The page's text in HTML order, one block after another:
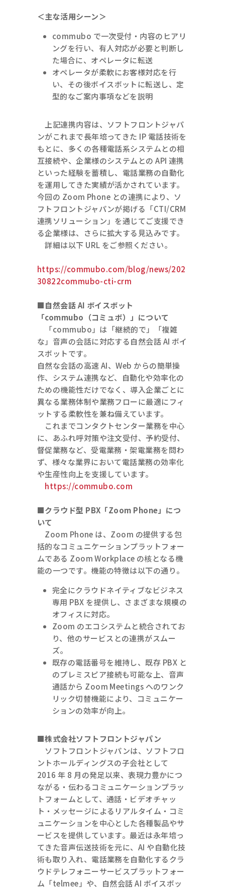
＜主な活用シーン＞
commubo で一次受付・内容のヒアリ
ングを行い、有人対応が必要と判断し
た場合に、オペレータに転送
オペレータが柔軟にお客様対応を行
い、その後ボイスボットに転送し、定
型的なご案内事項などを説明
上記連携内容は、ソフトフロントジャパ
ンがこれまで長年培ってきた IP 電話技術を
もとに、多くの各種電話系システムとの相
互接続や、企業様のシステムとの API 連携
といった経験を蓄積し、電話業務の自動化
を運用してきた実績が活かされています。
今回の Zoom Phone との連携により、ソ
フトフロントジャパンが掲げる「CTI/CRM
連携ソリューション」を通じてご支援でき
る企業様は、さらに拡大する見込みです。
詳細は以下 URL をご参照ください。
https://commubo.com/blog/news/202
30822commubo-cti-crm
■自然会話 AI ボイスボット
「commubo（コミュボ）」について
「commubo」は「継続的で」「複雑
な」音声の会話に対応する自然会話 AI ボイ
スボットです。
自然な会話の高速 AI、Web からの簡単操
作、システム連携など、自動化や効率化の
ための機能性だけでなく、導入企業ごとに
異なる業務体制や業務フローに最適にフィ
ットする柔軟性を兼ね備えています。
これまでコンタクトセンター業務を中心
に、あふれ呼対策や注文受付、予約受付、
督促業務など、受電業務・架電業務を問わ
ず、様々な業界において電話業務の効率化
や生産性向上を支援しています。
https://commubo.com
■クラウド型 PBX「Zoom Phone」につ
いて
Zoom Phone は、Zoom の提供する包
括的なコミュニケーションプラットフォー
ムである Zoom Workplace の核となる機
能の一つです。機能の特徴は以下の通り。
完全にクラウドネイティブなビジネス
専用 PBX を提供し、さまざまな規模の
オフィスに対応。
Zoom のエコシステムと統合されてお
り、他のサービスとの連携がスムー
ズ。
既存の電話番号を維持し、既存 PBX と
のプレミスピア接続も可能な上、音声
通話から Zoom Meetings へのワンク
リック切替機能により、コミュニケー
ションの効率が向上。
■株式会社ソフトフロントジャパン
ソフトフロントジャパンは、ソフトフロ
ントホールディングスの子会社として
2016 年 8 月の発足以来、表現力豊かにつ
ながる・伝わるコミュニケーションプラッ
トフォームとして、通話・ビデオチャッ
ト・メッセージによるリアルタイム・コミ
ュニケーションを中心とした各種製品やサ
ービスを提供しています。最近は永年培っ
てきた音声伝送技術を元に、AI や自動化技
術も取り入れ、電話業務を自動化するクラ
ウドテレフォニーサービスプラットフォー
ム「telmee」や、自然会話 AI ボイスボッ